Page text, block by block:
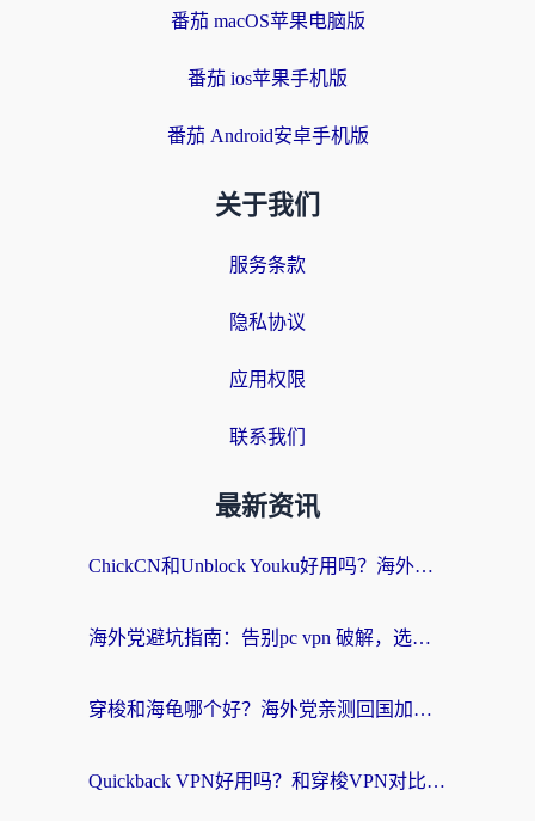
番茄 macOS苹果电脑版
番茄 ios苹果手机版
番茄 Android安卓手机版
关于我们
服务条款
隐私协议
应用权限
联系我们
最新资讯
ChickCN和Unblock Youku好用吗？海外党亲测3款回国加速器，附iOS免费选择指南
海外党避坑指南：告别pc vpn 破解，选对回国加速器轻松访问国内资源
穿梭和海龟哪个好？海外党亲测回国加速器，附电脑免费VPN推荐
Quickback VPN好用吗？和穿梭VPN对比哪个回国效果更好？海外党必看的真实测评与选择指南